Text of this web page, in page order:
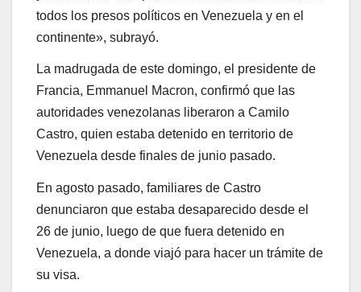
todos los presos políticos en Venezuela y en el
continente», subrayó.
La madrugada de este domingo, el presidente de
Francia, Emmanuel Macron, confirmó que las
autoridades venezolanas liberaron a Camilo
Castro, quien estaba detenido en territorio de
Venezuela desde finales de junio pasado.
En agosto pasado, familiares de Castro
denunciaron que estaba desaparecido desde el
26 de junio, luego de que fuera detenido en
Venezuela, a donde viajó para hacer un trámite de
su visa.